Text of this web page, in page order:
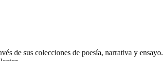
de sus colecciones de poesía, narrativa y ensayo.